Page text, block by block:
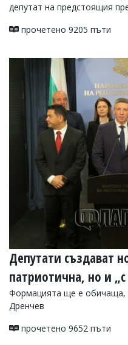
депутат на предстоящия
прочетено 9205 пъти
Депутати създават
патриотична, но и
Формацията ще е обичаща,
Дренчев
прочетено 9652 пъти